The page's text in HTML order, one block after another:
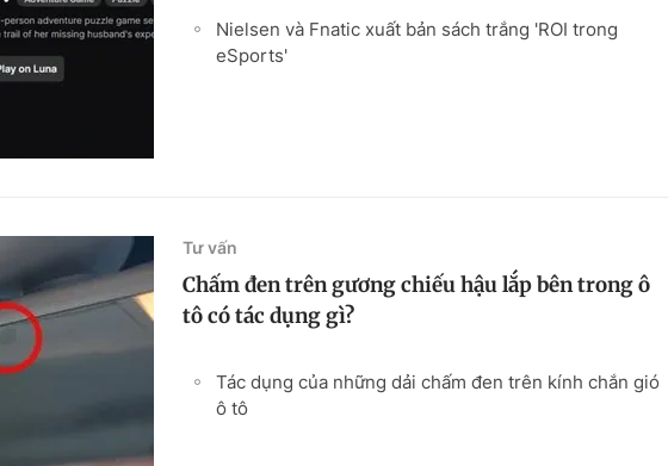
Nielsen và Fnatic xuất bản sách trắng 'ROI trong
eSports'
Tư vấn
Chấm đen trên gương chiếu hậu lắp bên trong ô
tô có tác dụng gì?
Tác dụng của những dải chấm đen trên kính chắn gió
ô tô